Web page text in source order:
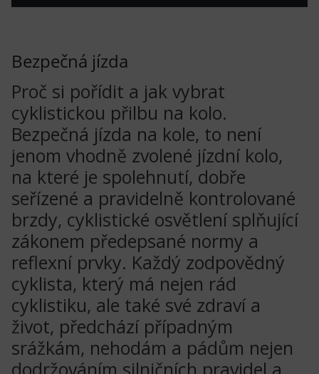
Bezpečná jízda
Proč si pořídit a jak vybrat
cyklistickou přilbu na kolo.
Bezpečná jízda na kole, to není
jenom vhodně zvolené jízdní kolo,
na které je spolehnutí, dobře
seřízené a pravidelně kontrolované
brzdy, cyklistické osvětlení splňující
zákonem předepsané normy a
reflexní prvky. Každý zodpovědný
cyklista, který má nejen rád
cyklistiku, ale také své zdraví a
život, předchází případným
srážkám, nehodám a pádům nejen
dodržováním silničních pravidel a